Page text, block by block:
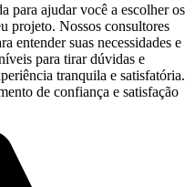
para ajudar você a escolher os
projeto. Nossos consultores
entender suas necessidades e
para tirar dúvidas e
tranquila e satisfatória.
de confiança e satisfação